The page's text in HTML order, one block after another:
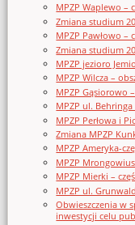
MPZP Waplewo –
Zmiana studium
MPZP Pawłowo –
Zmiana studium
MPZP jezioro
MPZP Wilcza –
MPZP Gąsiorowo
MPZP ul. Behringa
MPZP Perłowa i
Zmiana MPZP
MPZP Ameryka-
MPZP
MPZP Mierki –
MPZP ul.
Obwieszczenia w
inwestycji celu